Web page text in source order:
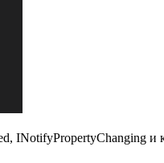
INotifyPropertyChanging и